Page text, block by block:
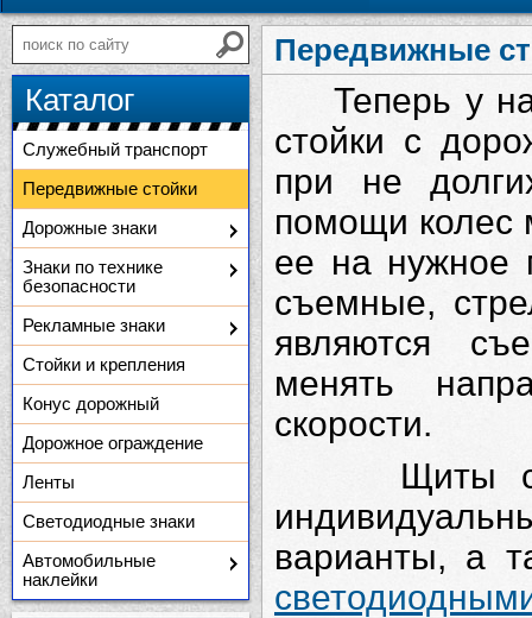
Каталог
Служебный транспорт
Передвижные стойки
Дорожные знаки
Знаки по технике
безопасности
Рекламные знаки
Стойки и крепления
Конус дорожный
Дорожное ограждение
Ленты
Светодиодные знаки
Автомобильные
наклейки
Передвижные
Теперь у
стойки с
при не
помощи колес
ее на нужное
съемные,
являются
менять
скорости.
Щиты с
варианты, а